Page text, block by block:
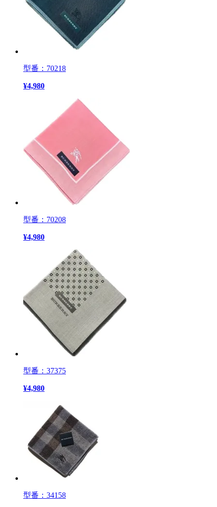
型番：70218
¥4,980
型番：70208
¥4,980
型番：37375
¥4,980
型番：34158